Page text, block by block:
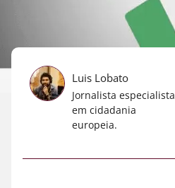
Luis Lobato
Jornalista especialista
em cidadania
europeia.